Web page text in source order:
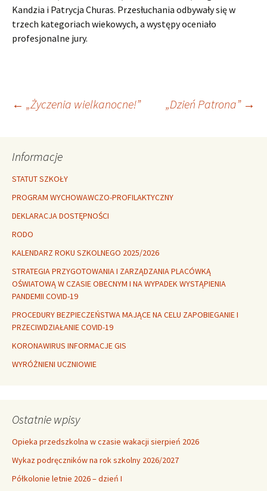
Kandzia i Patrycja Churas. Przesłuchania odbywały się w
trzech kategoriach wiekowych, a występy oceniało
profesjonalne jury.
Nawigacja
wpisu
← „Życzenia wielkanocne!” „Dzień Patrona” →
Informacje
STATUT SZKOŁY
PROGRAM WYCHOWAWCZO-PROFILAKTYCZNY
DEKLARACJA DOSTĘPNOŚCI
RODO
KALENDARZ ROKU SZKOLNEGO 2025/2026
STRATEGIA PRZYGOTOWANIA I ZARZĄDZANIA PLACÓWKĄ
OŚWIATOWĄ W CZASIE OBECNYM I NA WYPADEK WYSTĄPIENIA
PANDEMII COVID-19
PROCEDURY BEZPIECZEŃSTWA MAJĄCE NA CELU ZAPOBIEGANIE I
PRZECIWDZIAŁANIE COVID-19
KORONAWIRUS INFORMACJE GIS
WYRÓŻNIENI UCZNIOWIE
Ostatnie wpisy
Opieka przedszkolna w czasie wakacji sierpień 2026
Wykaz podręczników na rok szkolny 2026/2027
Półkolonie letnie 2026 – dzień I